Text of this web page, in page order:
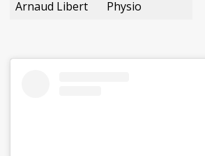
Arnaud Libert Physio